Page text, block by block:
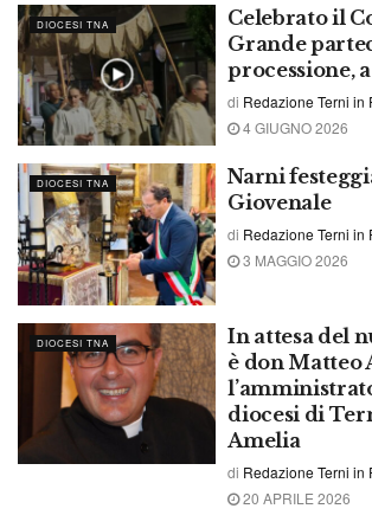
DIOCESI TNA
Celebrato il
Grande
processione,
di Redazione Terni in
4 GIUGNO 2026
DIOCESI TNA
Narni
Giovenale
di Redazione Terni in
3 MAGGIO 2026
DIOCESI TNA
In attesa del
è don Matteo
diocesi di
Amelia
di Redazione Terni in
20 APRILE 2026